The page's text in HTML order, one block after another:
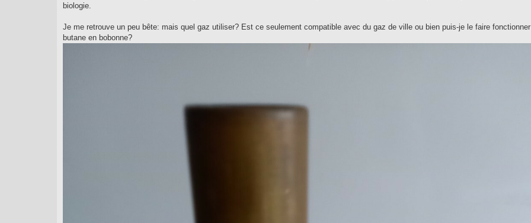
biologie.
Je me retrouve un peu bête: mais quel gaz utiliser? Est ce seulement compatible avec du gaz de ville ou bien puis-je le faire
butane en bobonne?